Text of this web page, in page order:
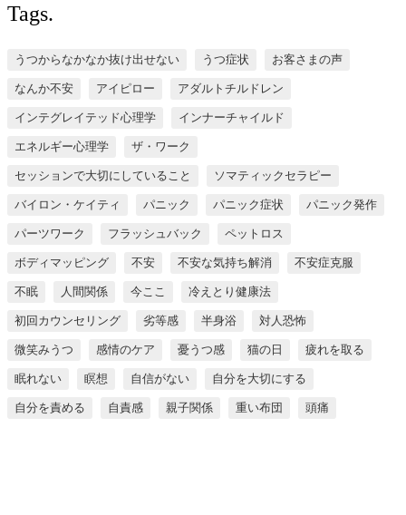
Tags.
うつからなかなか抜け出せない うつ症状 お客さまの声
なんか不安 アイピロー アダルトチルドレン
インテグレイテッド心理学 インナーチャイルド
エネルギー心理学 ザ・ワーク
セッションで大切にしていること ソマティックセラピー
バイロン・ケイティ パニック パニック症状 パニック発作
パーツワーク フラッシュバック ペットロス
ボディマッピング 不安 不安な気持ち解消 不安症克服
不眠 人間関係 今ここ 冷えとり健康法
初回カウンセリング 劣等感 半身浴 対人恐怖
微笑みうつ 感情のケア 憂うつ感 猫の日 疲れを取る
眠れない 瞑想 自信がない 自分を大切にする
自分を責める 自責感 親子関係 重い布団 頭痛